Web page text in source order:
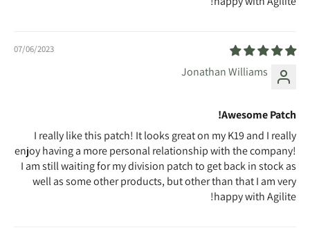
07/06/2023
Jonathan Williams
Awesome Patch!
I really like this patch! It looks great on my K19 and I really
enjoy having a more personal relationship with the company!
I am still waiting for my division patch to get back in stock as
well as some other products, but other than that I am very
happy with Agilite!